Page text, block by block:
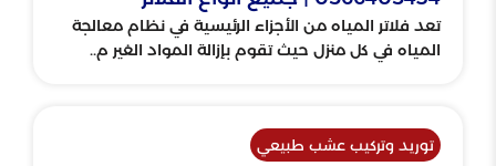
تعد فلاتر المياه من الأجزاء الرئيسية في نظام معالجة
المياه في كل منزل حيث تقوم بإزالة المواد الغير م..
توريد وتركيب عشب طبيعي